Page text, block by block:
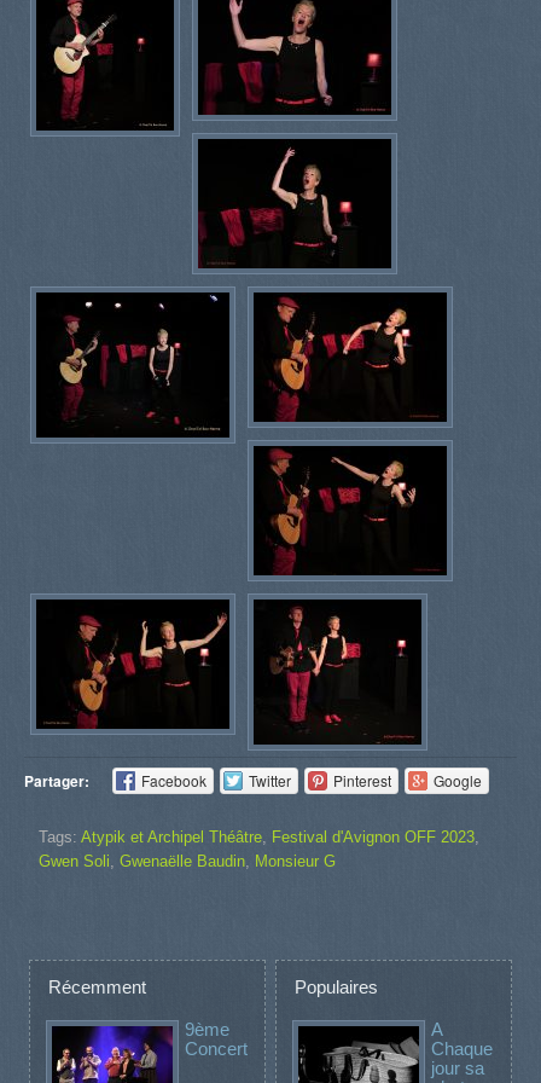
Partager: Facebook Twitter Pinterest Google
Tags: Atypik et Archipel Théâtre Festival d'Avignon OFF 2023
Gwen Soli Gwenaëlle Baudin Monsieur G
Récemment
9ème
Concert
Populaires
A
Chaque
jour sa